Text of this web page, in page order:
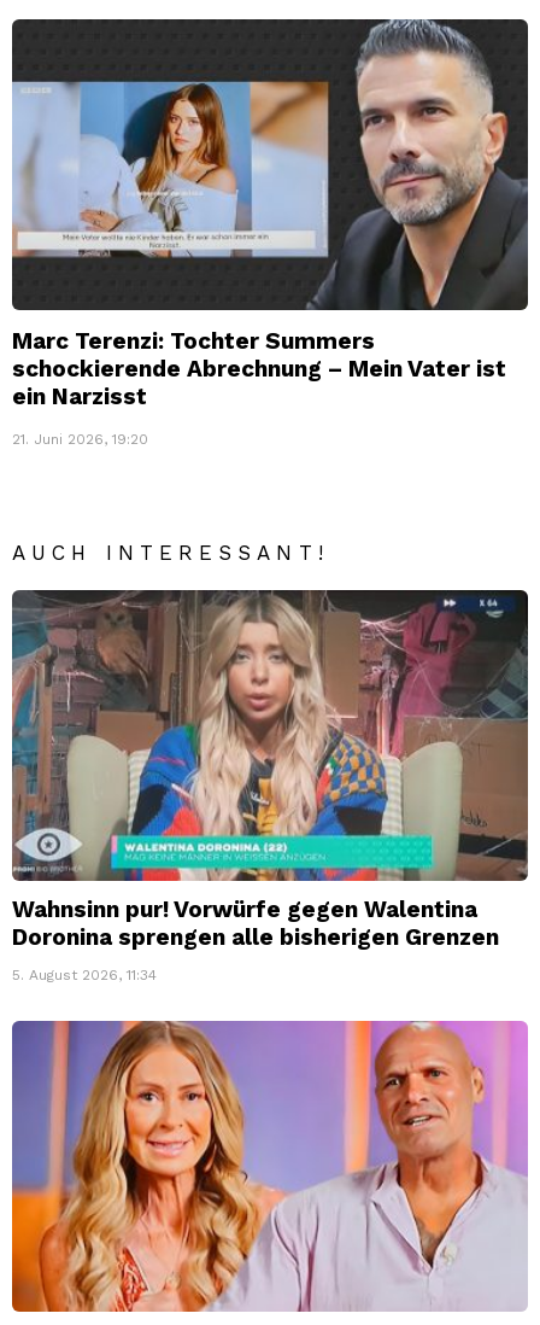
Marc Terenzi: Tochter Summers
schockierende Abrechnung – Mein Vater ist
ein Narzisst
21. Juni 2026, 19:20
AUCH INTERESSANT!
Wahnsinn pur! Vorwürfe gegen Walentina
Doronina sprengen alle bisherigen Grenzen
5. August 2026, 11:34